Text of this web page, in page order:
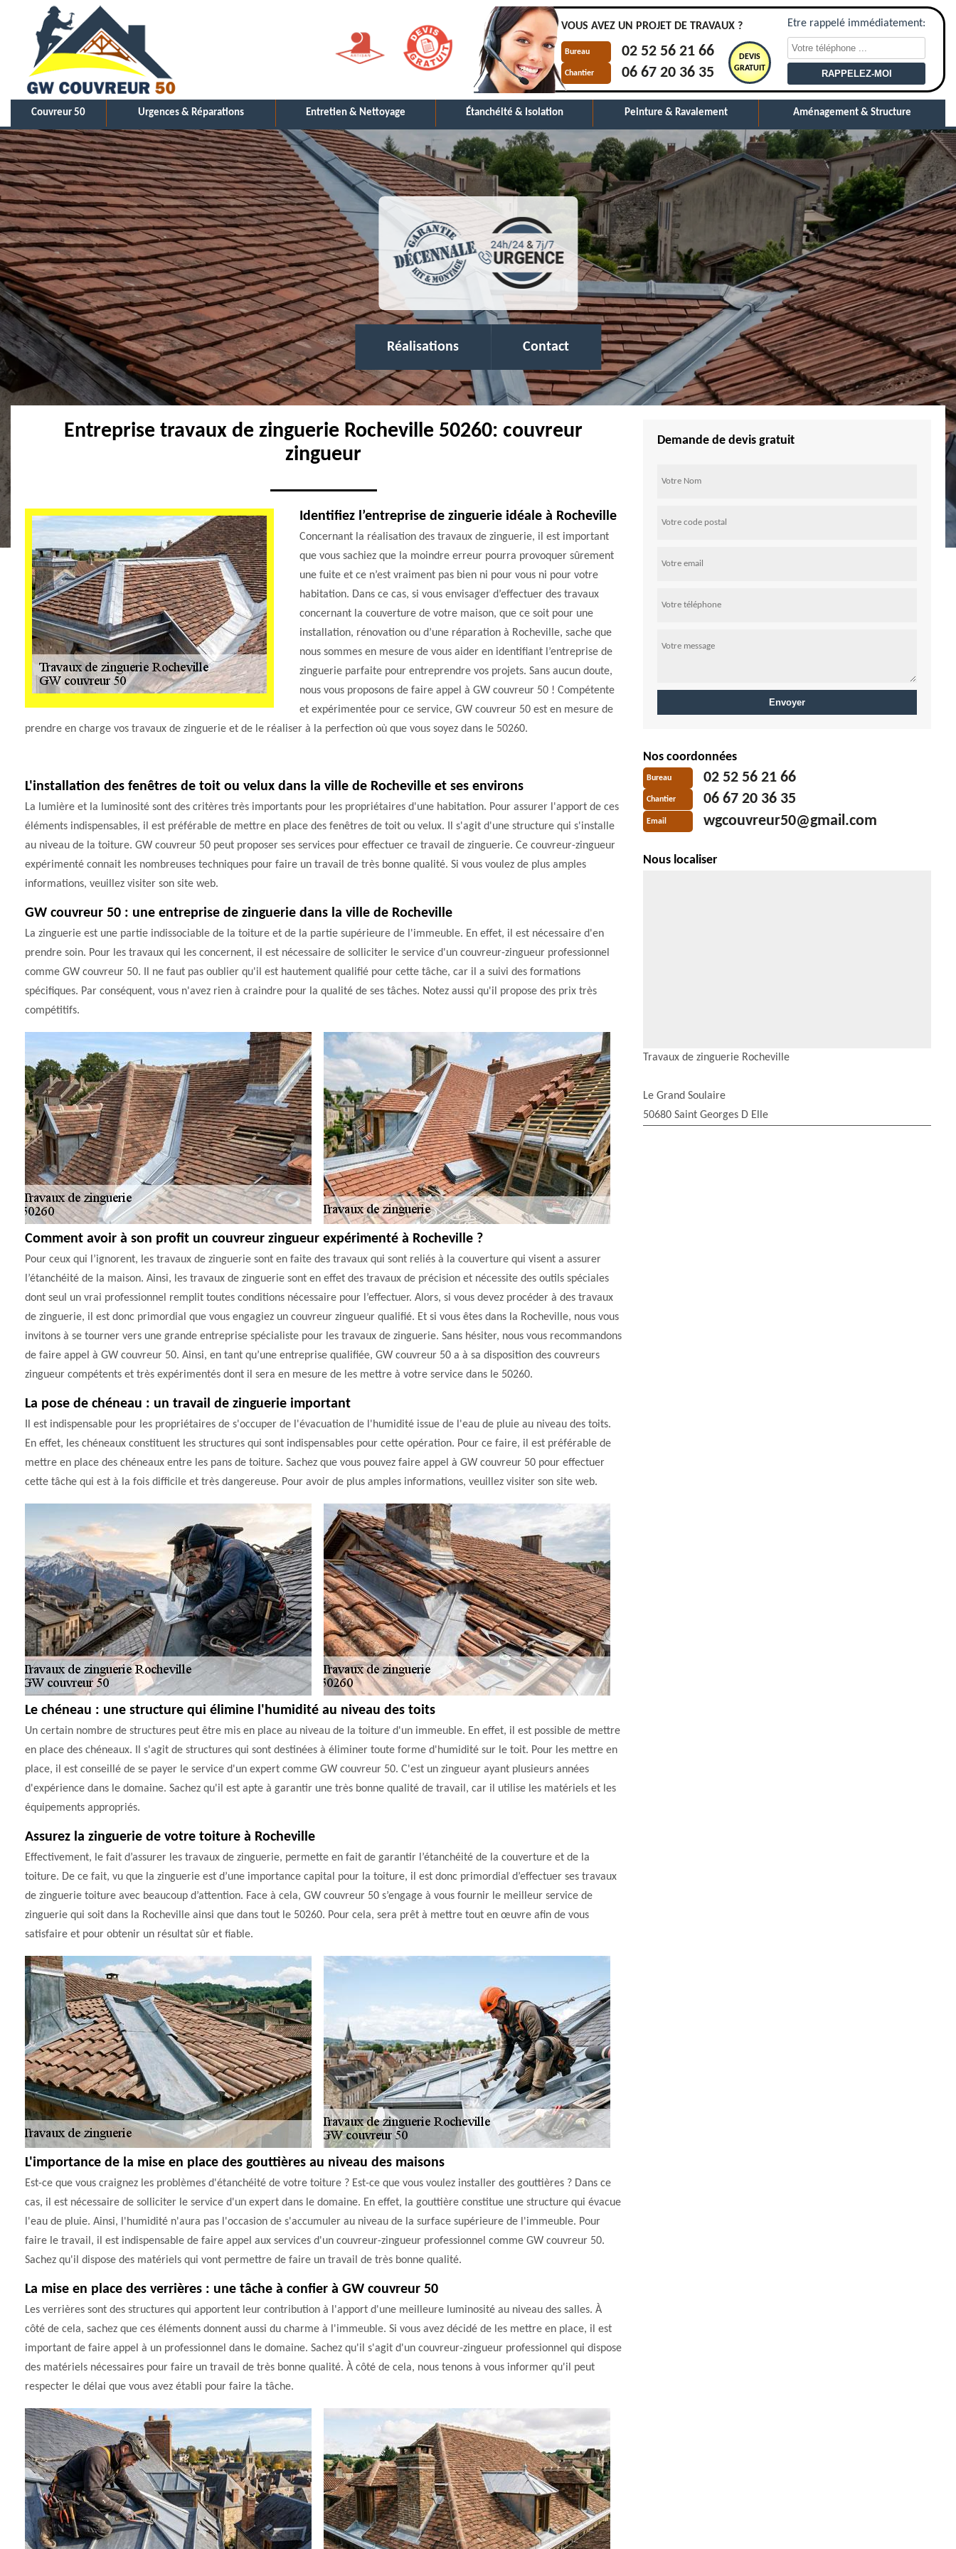
VOUS AVEZ UN PROJET DE TRAVAUX ?
Bureau 02 52 56 21 66
Chantier 06 67 20 36 35
DEVIS
GRATUIT
Etre rappelé immédiatement:
Couvreur 50 Urgences & Réparations Entretien & Nettoyage Étanchéité & Isolation Peinture & Ravalement Aménagement & Structure
Réalisations Contact
Entreprise travaux de zinguerie Rocheville 50260: couvreur
zingueur
Identifiez l’entreprise de zinguerie idéale à Rocheville
Concernant la réalisation des travaux de zinguerie, il est important
que vous sachiez que la moindre erreur pourra provoquer sûrement
une fuite et ce n’est vraiment pas bien ni pour vous ni pour votre
habitation. Dans ce cas, si vous envisager d’effectuer des travaux
concernant la couverture de votre maison, que ce soit pour une
installation, rénovation ou d’une réparation à Rocheville, sache que
nous sommes en mesure de vous aider en identifiant l’entreprise de
zinguerie parfaite pour entreprendre vos projets. Sans aucun doute,
nous vous proposons de faire appel à GW couvreur 50 ! Compétente
et expérimentée pour ce service, GW couvreur 50 est en mesure de
prendre en charge vos travaux de zinguerie et de le réaliser à la perfection où que vous soyez dans le 50260.
L'installation des fenêtres de toit ou velux dans la ville de Rocheville et ses environs
La lumière et la luminosité sont des critères très importants pour les propriétaires d'une habitation. Pour assurer l'apport de ces
éléments indispensables, il est préférable de mettre en place des fenêtres de toit ou velux. Il s'agit d'une structure qui s'installe
au niveau de la toiture. GW couvreur 50 peut proposer ses services pour effectuer ce travail de zinguerie. Ce couvreur-zingueur
expérimenté connait les nombreuses techniques pour faire un travail de très bonne qualité. Si vous voulez de plus amples
informations, veuillez visiter son site web.
GW couvreur 50 : une entreprise de zinguerie dans la ville de Rocheville
La zinguerie est une partie indissociable de la toiture et de la partie supérieure de l'immeuble. En effet, il est nécessaire d'en
prendre soin. Pour les travaux qui les concernent, il est nécessaire de solliciter le service d'un couvreur-zingueur professionnel
comme GW couvreur 50. Il ne faut pas oublier qu'il est hautement qualifié pour cette tâche, car il a suivi des formations
spécifiques. Par conséquent, vous n'avez rien à craindre pour la qualité de ses tâches. Notez aussi qu'il propose des prix très
compétitifs.
Comment avoir à son profit un couvreur zingueur expérimenté à Rocheville ?
Pour ceux qui l’ignorent, les travaux de zinguerie sont en faite des travaux qui sont reliés à la couverture qui visent a assurer
l’étanchéité de la maison. Ainsi, les travaux de zinguerie sont en effet des travaux de précision et nécessite des outils spéciales
dont seul un vrai professionnel remplit toutes conditions nécessaire pour l’effectuer. Alors, si vous devez procéder à des travaux
de zinguerie, il est donc primordial que vous engagiez un couvreur zingueur qualifié. Et si vous êtes dans la Rocheville, nous vous
invitons à se tourner vers une grande entreprise spécialiste pour les travaux de zinguerie. Sans hésiter, nous vous recommandons
de faire appel à GW couvreur 50. Ainsi, en tant qu’une entreprise qualifiée, GW couvreur 50 a à sa disposition des couvreurs
zingueur compétents et très expérimentés dont il sera en mesure de les mettre à votre service dans le 50260.
La pose de chéneau : un travail de zinguerie important
Il est indispensable pour les propriétaires de s'occuper de l'évacuation de l'humidité issue de l'eau de pluie au niveau des toits.
En effet, les chéneaux constituent les structures qui sont indispensables pour cette opération. Pour ce faire, il est préférable de
mettre en place des chéneaux entre les pans de toiture. Sachez que vous pouvez faire appel à GW couvreur 50 pour effectuer
cette tâche qui est à la fois difficile et très dangereuse. Pour avoir de plus amples informations, veuillez visiter son site web.
Le chéneau : une structure qui élimine l'humidité au niveau des toits
Un certain nombre de structures peut être mis en place au niveau de la toiture d'un immeuble. En effet, il est possible de mettre
en place des chéneaux. Il s'agit de structures qui sont destinées à éliminer toute forme d'humidité sur le toit. Pour les mettre en
place, il est conseillé de se payer le service d'un expert comme GW couvreur 50. C'est un zingueur ayant plusieurs années
d'expérience dans le domaine. Sachez qu'il est apte à garantir une très bonne qualité de travail, car il utilise les matériels et les
équipements appropriés.
Assurez la zinguerie de votre toiture à Rocheville
Effectivement, le fait d’assurer les travaux de zinguerie, permette en fait de garantir l’étanchéité de la couverture et de la
toiture. De ce fait, vu que la zinguerie est d’une importance capital pour la toiture, il est donc primordial d’effectuer ses travaux
de zinguerie toiture avec beaucoup d’attention. Face à cela, GW couvreur 50 s’engage à vous fournir le meilleur service de
zinguerie qui soit dans la Rocheville ainsi que dans tout le 50260. Pour cela, sera prêt à mettre tout en œuvre afin de vous
satisfaire et pour obtenir un résultat sûr et fiable.
L'importance de la mise en place des gouttières au niveau des maisons
Est-ce que vous craignez les problèmes d'étanchéité de votre toiture ? Est-ce que vous voulez installer des gouttières ? Dans ce
cas, il est nécessaire de solliciter le service d'un expert dans le domaine. En effet, la gouttière constitue une structure qui évacue
l'eau de pluie. Ainsi, l'humidité n'aura pas l'occasion de s'accumuler au niveau de la surface supérieure de l'immeuble. Pour
faire le travail, il est indispensable de faire appel aux services d'un couvreur-zingueur professionnel comme GW couvreur 50.
Sachez qu'il dispose des matériels qui vont permettre de faire un travail de très bonne qualité.
La mise en place des verrières : une tâche à confier à GW couvreur 50
Les verrières sont des structures qui apportent leur contribution à l'apport d'une meilleure luminosité au niveau des salles. À
côté de cela, sachez que ces éléments donnent aussi du charme à l'immeuble. Si vous avez décidé de les mettre en place, il est
important de faire appel à un professionnel dans le domaine. Sachez qu'il s'agit d'un couvreur-zingueur professionnel qui dispose
des matériels nécessaires pour faire un travail de très bonne qualité. À côté de cela, nous tenons à vous informer qu'il peut
respecter le délai que vous avez établi pour faire la tâche.
Demande de devis gratuit
Nos coordonnées
Bureau 02 52 56 21 66
Chantier 06 67 20 36 35
Email wgcouvreur50@gmail.com
Nous localiser
Travaux de zinguerie Rocheville
Le Grand Soulaire
50680 Saint Georges D Elle